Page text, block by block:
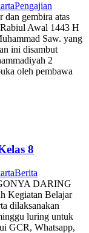
Pengajian
gembira atas
Awal 1443 H
Saw. yang
ini disambut
2
oleh pembawa
8
Berita
DARING
Kegiatan Belajar
dilaksanakan
luring untuk
GCR, Whatsapp,